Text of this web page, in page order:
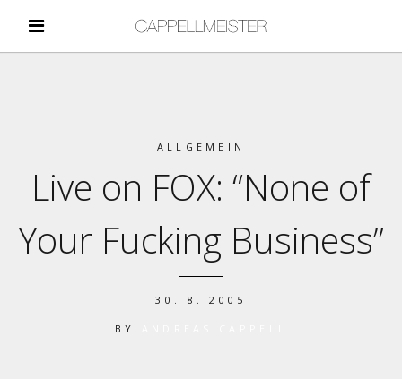
ALLGEMEIN
Live on FOX: “None of
Your Fucking Business”
30. 8. 2005
BY